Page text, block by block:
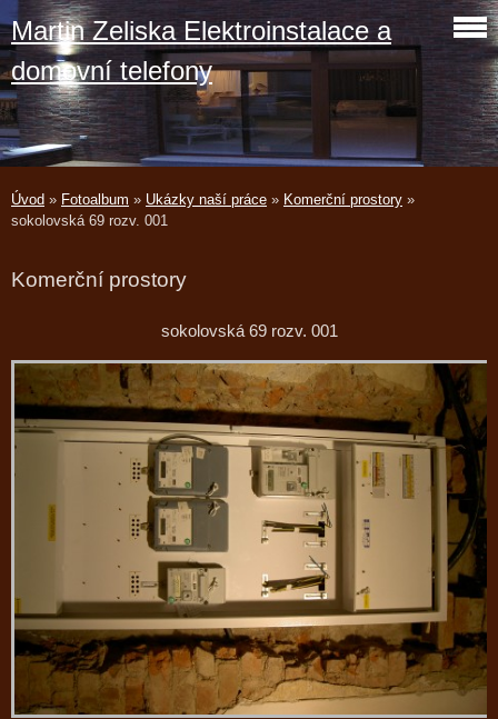
Martin Zeliska Elektroinstalace a
domovní telefony
Úvod » Fotoalbum » Ukázky naší práce » Komerční prostory »
sokolovská 69 rozv. 001
Komerční prostory
sokolovská 69 rozv. 001